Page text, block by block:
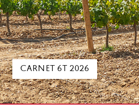
CARNET 6T 2026